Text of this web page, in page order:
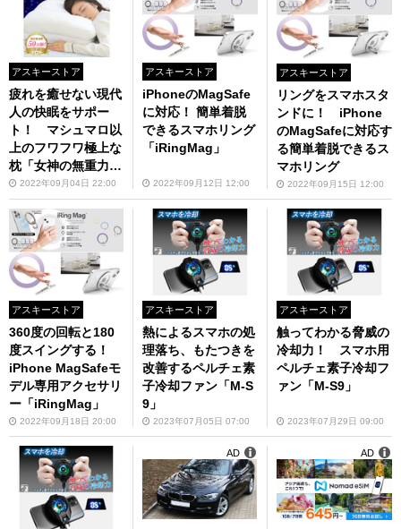
アスキーストア
疲れを癒せない現代
人の快眠をサポー
ト！ マシュマロ以
上のフワフワ極上な
枕「女神の無重力枕
極上」
2022年09月04日 22:00
アスキーストア
iPhoneのMagSafe
に対応！ 簡単着脱
できるスマホリング
「iRingMag」
2022年09月12日 12:00
アスキーストア
リングをスマホスタ
ンドに！ iPhone
のMagSafeに対応す
る簡単着脱できるス
マホリング
2022年09月15日 12:00
アスキーストア
360度の回転と180
度スイングする！
iPhone MagSafeモ
デル専用アクセサリ
ー「iRingMag」
2022年09月18日 20:00
アスキーストア
熱によるスマホの処
理落ち、もたつきを
改善するペルチェ素
子冷却ファン「M-S
9」
2023年07月05日 07:00
アスキーストア
触ってわかる脅威の
冷却力！ スマホ用
ペルチェ素子冷却フ
ァン「M-S9」
2023年07月29日 09:00
AD AD